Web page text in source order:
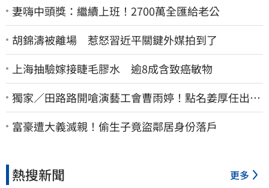
妻嗨中頭獎：繼續上班！2700萬全匯給老公
胡錦濤被離場 惹怒習近平關鍵外媒拍到了
上海抽驗嫁接睫毛膠水 逾8成含致癌敏物
獨家／田路路開嗆演藝工會曹雨婷！點名姜厚任出
來 他16字回應了
富豪遭大義滅親！偷生子竟盜鄰居身份落戶
熱搜新聞 更多